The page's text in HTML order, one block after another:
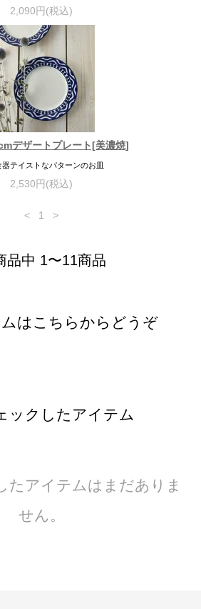
2,090円(税込)
デザートプレート[美濃焼]
器テイストなパターンのお皿
2,530円(税込)
< 1 >
品中 1〜11商品
はこちらからどうぞ
ックしたアイテム
たアイテムはまだありま
せん。